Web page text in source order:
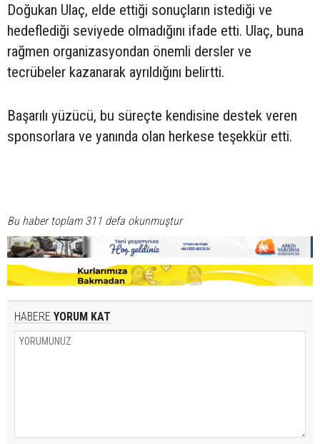
Doğukan Ulaç, elde ettiği sonuçların istediği ve
hedeflediği seviyede olmadığını ifade etti. Ulaç, buna
rağmen organizasyondan önemli dersler ve
tecrübeler kazanarak ayrıldığını belirtti.
Başarılı yüzücü, bu süreçte kendisine destek veren
sponsorlara ve yanında olan herkese teşekkür etti.
Bu haber toplam 311 defa okunmuştur
HABERE YORUM KAT